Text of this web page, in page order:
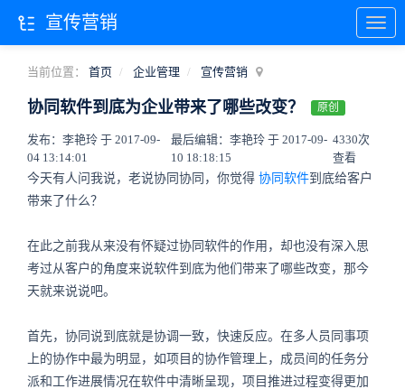
当前位置： 首页 企业管理 宣传营销
协同软件到底为企业带来了哪些改变？ 原创
发布：李艳玲 于 2017-09-
04 13:14:01
最后编辑：李艳玲 于 2017-09-
10 18:18:15
4330次
查看
今天有人问我说，老说协同协同，你觉得 协同软件到底给客户
带来了什么？
在此之前我从来没有怀疑过协同软件的作用，却也没有深入思
考过从客户的角度来说软件到底为他们带来了哪些改变，那今
天就来说说吧。
首先，协同说到底就是协调一致，快速反应。在多人员同事项
上的协作中最为明显，如项目的协作管理上，成员间的任务分
派和工作进展情况在软件中清晰呈现，项目推进过程变得更加
宣传营销